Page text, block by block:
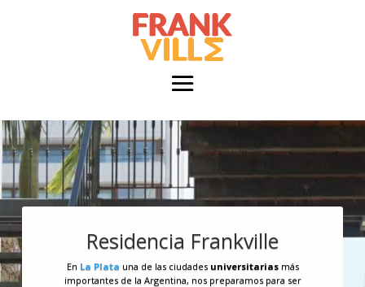
Residencia Frankville
En La Plata una de las ciudades universitariasmás
importantes de la Argentina, nos preparamos para ser